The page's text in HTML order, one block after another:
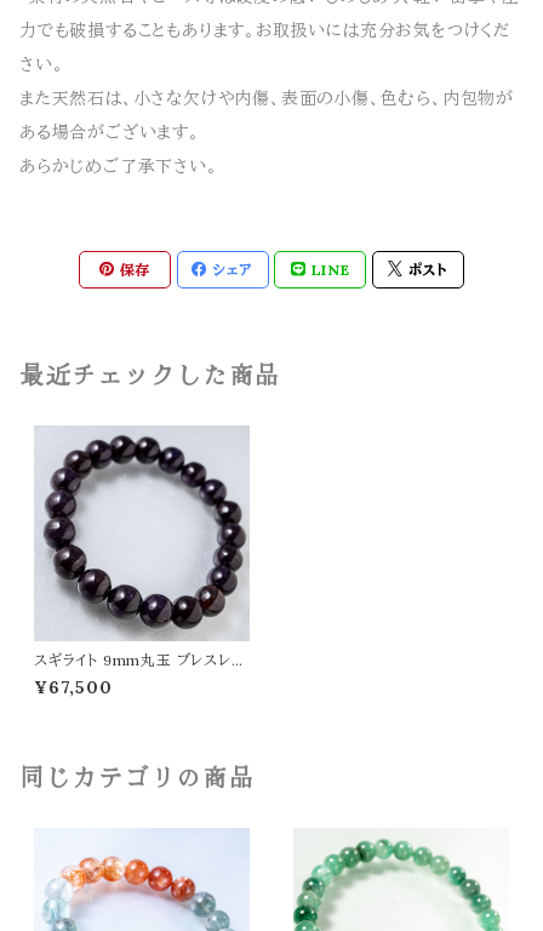
力でも破損することもあります。お取扱いには充分お気をつけくだ
さい。
また天然石は、小さな欠けや内傷、表面の小傷、色むら、内包物が
ある場合がございます。
あらかじめご了承下さい。
保存 シェア LINE ポスト
最近チェックした商品
スギライト 9mm丸玉 ブレスレッ
ト 高品質 杉石 ヒーリングストー
ン 天然石 パワーストーン t0235
¥67,500
同じカテゴリの商品